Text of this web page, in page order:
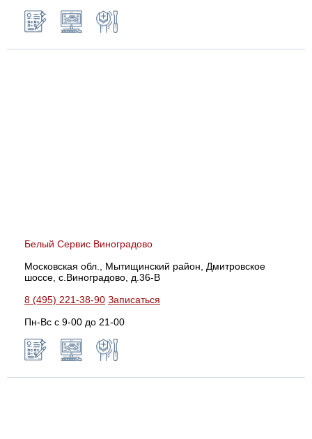
Белый Сервис Виноградово
Московская обл., Мытищинский район, Дмитровское
шоссе, с.Виноградово, д.36-В
8 (495) 221-38-90 Записаться
Пн-Вс с 9-00 до 21-00